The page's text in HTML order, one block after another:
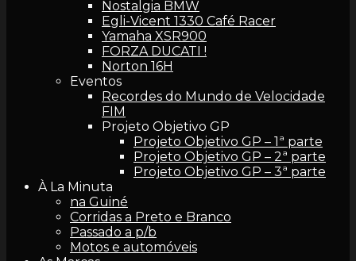
Nostalgia BMW
Egli-Vicent 1330 Café Racer
Yamaha XSR900
FORZA DUCATI !
Norton 16H
Eventos
Recordes do Mundo de Velocidade
FIM
Projeto Objetivo GP
Projeto Objetivo GP – 1ª parte
Projeto Objetivo GP – 2ª parte
Projeto Objetivo GP – 3ª parte
À La Minuta
na Guiné
Corridas a Preto e Branco
Passado a p/b
Motos e automóveis